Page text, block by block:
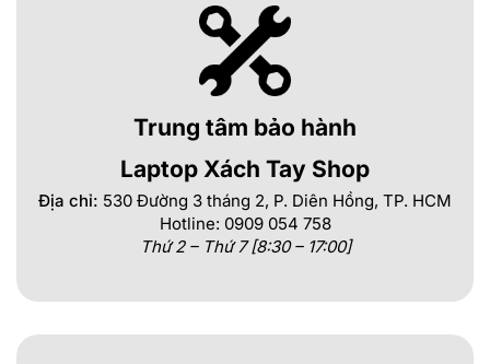
Trung tâm bảo hành
Laptop Xách Tay Shop
Địa chỉ: 530 Đường 3 tháng 2, P. Diên Hồng, TP. HCM
Hotline: 0909 054 758
Thứ 2 – Thứ 7 [8:30 – 17:00]